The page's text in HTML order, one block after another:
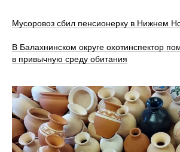
Мусоровоз сбил пенсионерку в Нижнем
В Балахнинском округе охотинспектор
в привычную среду обитания